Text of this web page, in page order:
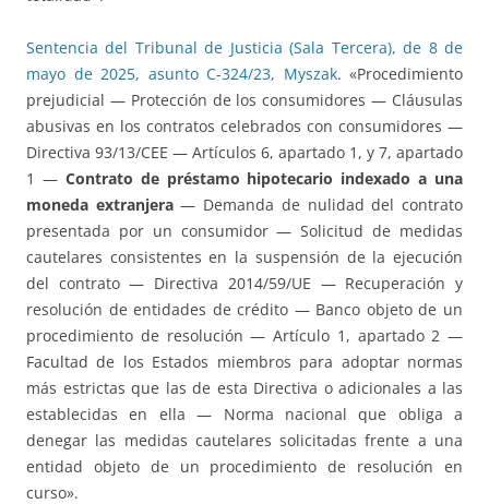
Sentencia del Tribunal de Justicia (Sala Tercera), de 8 de
mayo de 2025, asunto C-324/23, Myszak. «Procedimiento
prejudicial — Protección de los consumidores — Cláusulas
abusivas en los contratos celebrados con consumidores —
Directiva 93/13/CEE — Artículos 6, apartado 1, y 7, apartado
1 — Contrato de préstamo hipotecario indexado a una
moneda extranjera— Demanda de nulidad del contrato
presentada por un consumidor — Solicitud de medidas
cautelares consistentes en la suspensión de la ejecución
del contrato — Directiva 2014/59/UE — Recuperación y
resolución de entidades de crédito — Banco objeto de un
procedimiento de resolución — Artículo 1, apartado 2 —
Facultad de los Estados miembros para adoptar normas
más estrictas que las de esta Directiva o adicionales a las
establecidas en ella — Norma nacional que obliga a
denegar las medidas cautelares solicitadas frente a una
entidad objeto de un procedimiento de resolución en
curso».